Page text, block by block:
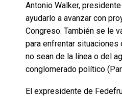
Antonio Walker,
ayudarlo a avanzar con
Congreso. También se le
para enfrentar situaciones
no sean de la línea o del
conglomerado político
El expresidente de